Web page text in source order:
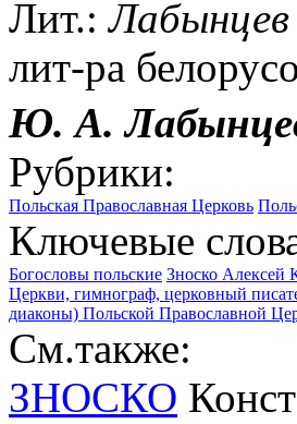
Лит.:
лит-ра
Ю. А.
Рубрики:
Польская Православная Церковь
Ключевые
Богословы польские Зноско Алексей
Церкви, гимнограф, церковный
диаконы) Польской Православной
См.также:
ЗНОСКО